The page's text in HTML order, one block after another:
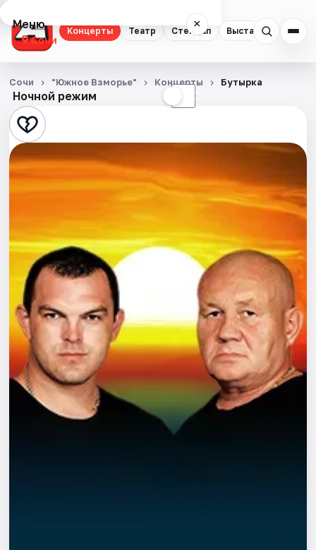
Концерты Театр Стендап Выставки
Меню ×
Сочи
Концерты
Театр
Стендап
Выставки
Экскурсии
Спорт
События
Города
Площадки
Артисты
Ночной режим ☾
Сочи "Южное Взморье" Концерты Бутырка